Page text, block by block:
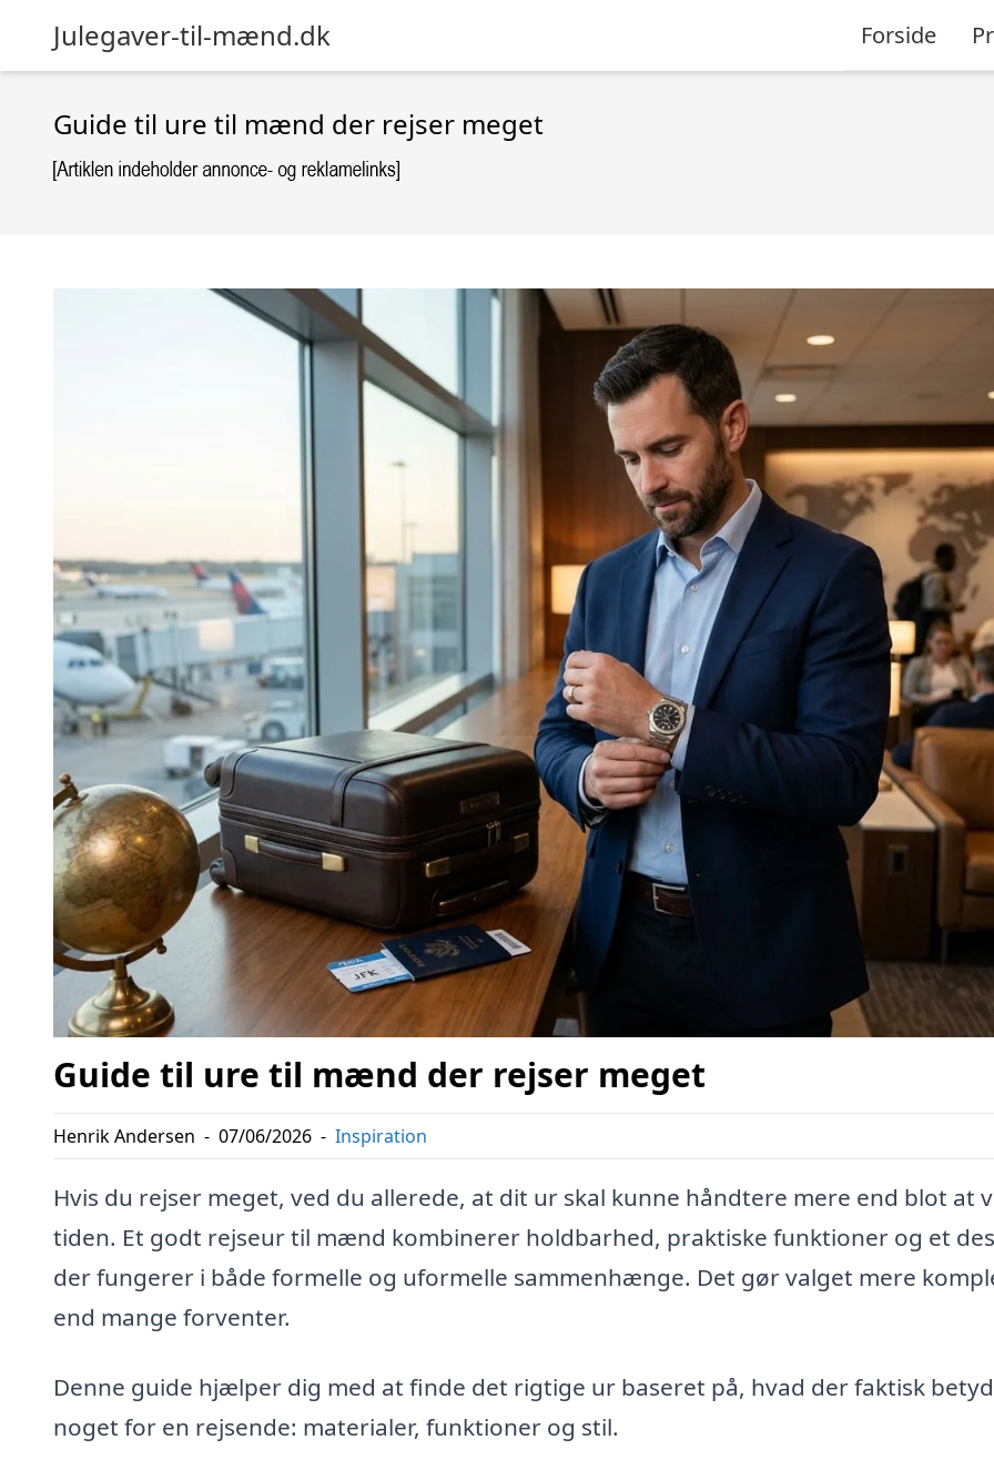
Julegaver-til-mænd.dk Forside
Guide til ure til mænd der rejser meget
Guide til ure til mænd der rejser meget
Henrik Andersen - 07/06/2026 - Inspiration
Hvis du rejser meget, ved du allerede, at dit ur skal kunne håndtere mere end blot at
tiden. Et godt rejseur til mænd kombinerer holdbarhed, praktiske funktioner og et
der fungerer i både formelle og uformelle sammenhænge. Det gør valget mere
end mange forventer.
Denne guide hjælper dig med at finde det rigtige ur baseret på, hvad der faktisk
noget for en rejsende: materialer, funktioner og stil.